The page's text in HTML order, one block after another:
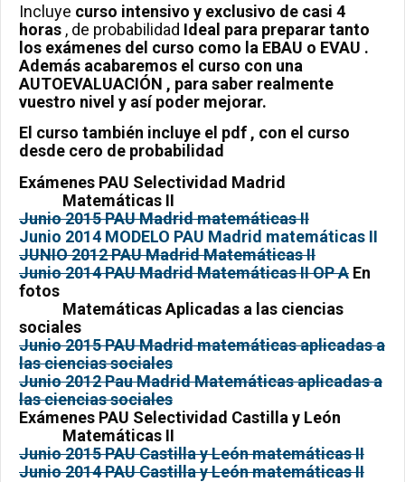
Incluye curso intensivo y exclusivo de casi 4
horas , de probabilidad Ideal para preparar tanto
los exámenes del curso como la EBAU o EVAU .
Además acabaremos el curso con una
AUTOEVALUACIÓN , para saber realmente
vuestro nivel y así poder mejorar.
El curso también incluye el pdf , con el curso
desde cero de probabilidad
Exámenes PAU Selectividad Madrid
Matemáticas II
Junio 2015 PAU Madrid matemáticas II
Junio 2014 MODELO PAU Madrid matemáticas II
JUNIO 2012 PAU Madrid Matemáticas II
Junio 2014 PAU Madrid Matemáticas II OP A En
fotos
Matemáticas Aplicadas a las ciencias
sociales
Junio 2015 PAU Madrid matemáticas aplicadas a
las ciencias sociales
Junio 2012 Pau Madrid Matemáticas aplicadas a
las ciencias sociales
Exámenes PAU Selectividad Castilla y León
Matemáticas II
Junio 2015 PAU Castilla y León matemáticas II
Junio 2014 PAU Castilla y León matemáticas II